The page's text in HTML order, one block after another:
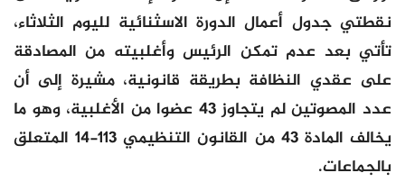
نقطتي جدول أعمال الدورة الاسثنائية لليوم الثلاثاء،
تأتي بعد عدم تمكن الرئيس وأغلبيته من المصادقة
على عقدي النظافة بطريقة قانونية، مشيرة إلى أن
عدد المصوتين لم يتجاوز 43 عضوا من الأغلبية، وهو ما
يخالف المادة 43 من القانون التنظيمي 113-14 المتعلق
بالجماعات.